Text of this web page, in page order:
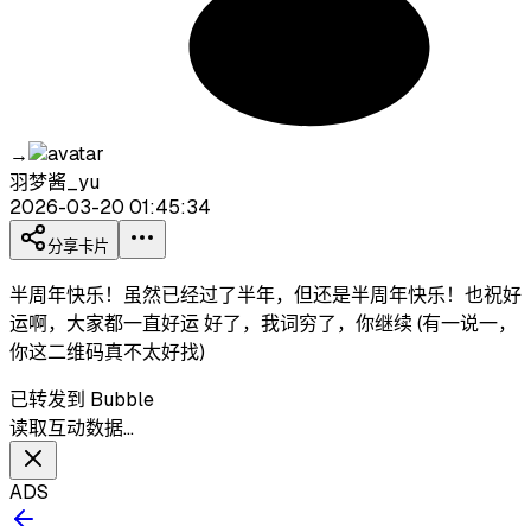
→
羽梦酱_yu
2026-03-20 01:45:34
分享卡片
半周年快乐！虽然已经过了半年，但还是半周年快乐！也祝好
运啊，大家都一直好运 好了，我词穷了，你继续 (有一说一，
你这二维码真不太好找)
已转发到 Bubble
读取互动数据…
ADS